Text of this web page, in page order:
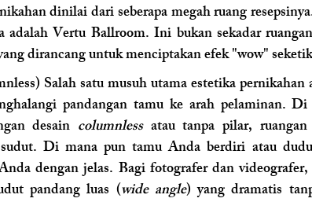
dinilai dari seberapa megah ruang
Vertu Ballroom. Ini bukan sekadar
dirancang untuk menciptakan efek "wow"
Salah satu musuh utama estetika pernikahan
pandangan tamu ke arah pelaminan.
desain columnless atau tanpa pilar,
Di mana pun tamu Anda berdiri atau
dengan jelas. Bagi fotografer dan
pandang luas (wide angle) yang dramatis